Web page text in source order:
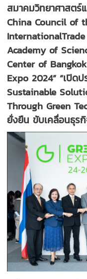
สมาคมวิทยาศาสตร์
China Council of
Academy of
Center of
Expo 2024” “เปิด
Sustainable
Through Green
ยั่งยืน ขับเคลื่อนธุรกิ